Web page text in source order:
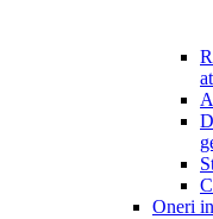
Oneri